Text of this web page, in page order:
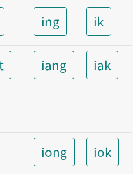
ing ik
iang iak
iong iok